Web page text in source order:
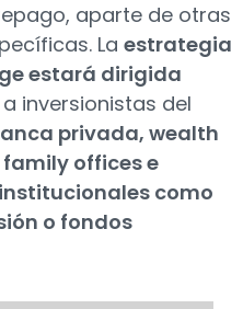
aparte de otras
La estrategia
estará dirigida
inversionistas del
privada, wealth
offices e
como
o fondos